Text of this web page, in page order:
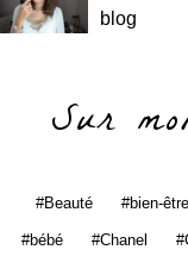
blog
Sur
Beauté bien-être
bébé Chanel